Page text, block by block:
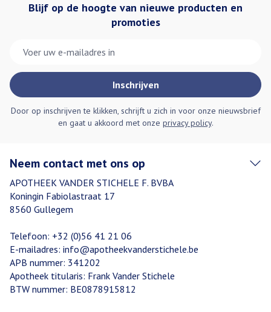
Blijf op de hoogte van nieuwe producten en
promoties
Inschrijven
Door op inschrijven te klikken, schrijft u zich in voor onze nieuwsbrief
en gaat u akkoord met onze privacy policy.
Neem contact met ons op
APOTHEEK VANDER STICHELE F. BVBA
Koningin Fabiolastraat 17
8560 Gullegem
Telefoon: +32 (0)56 41 21 06
E-mailadres: info@apotheekvanderstichele.be
APB nummer: 341202
Apotheek titularis: Frank Vander Stichele
BTW nummer: BE0878915812